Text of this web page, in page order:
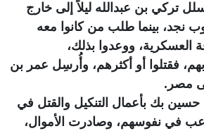
تركي بن عبدالله ليلاً إلى خارج
نجد، بينما طلب من كانوا معه
العسكرية، ووعدوا بذلك،
فقتلوا أو أكثرهم، وأُرسِل عمر بن
مصر.
بك بأعمال التنكيل والقتل في
في نفوسهم، وصادرت الأموال،